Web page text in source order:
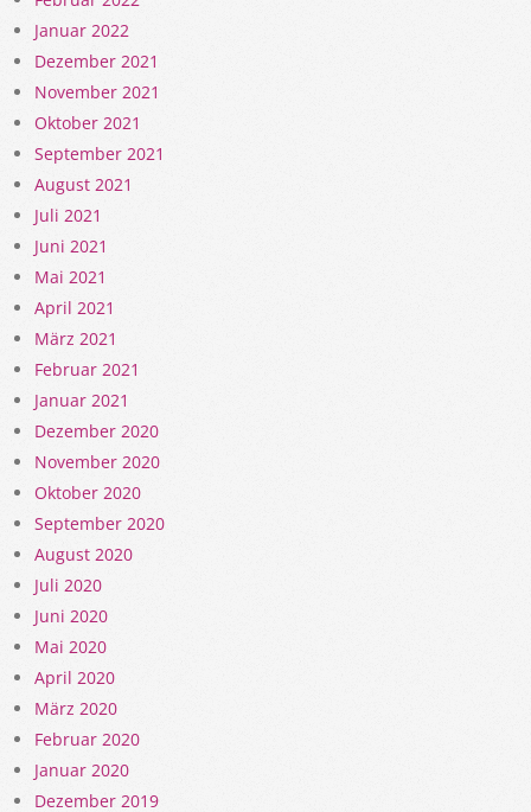
Januar 2022
Dezember 2021
November 2021
Oktober 2021
September 2021
August 2021
Juli 2021
Juni 2021
Mai 2021
April 2021
März 2021
Februar 2021
Januar 2021
Dezember 2020
November 2020
Oktober 2020
September 2020
August 2020
Juli 2020
Juni 2020
Mai 2020
April 2020
März 2020
Februar 2020
Januar 2020
Dezember 2019